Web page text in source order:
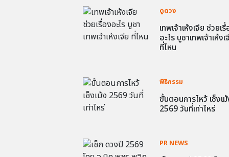
ดูดวง
เทพเจ้าเห้งเจีย ช่วยเ
อะไร บูชาเทพเจ้าเห้งเ
ที่ไหน
พิธีกรรม
ขั้นตอนการไหว้ เช็งเ
2569 วันที่เท่าไหร่
PR NEWS